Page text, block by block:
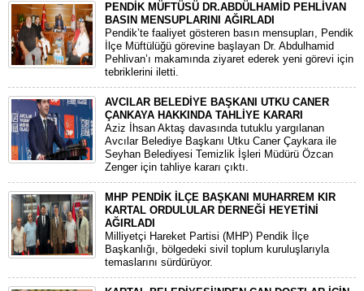
PENDİK MÜFTÜSÜ DR.ABDÜLHAMİD PEHLİVAN
BASIN MENSUPLARINI AĞIRLADI
​Pendik’te faaliyet gösteren basın mensupları, Pendik
İlçe Müftülüğü görevine başlayan Dr. Abdulhamid
Pehlivan’ı makamında ziyaret ederek yeni görevi için
tebriklerini iletti.
AVCILAR BELEDİYE BAŞKANI UTKU CANER
ÇANKAYA HAKKINDA TAHLİYE KARARI
​Aziz İhsan Aktaş davasında tutuklu yargılanan
Avcılar Belediye Başkanı Utku Caner Çaykara ile
Seyhan Belediyesi Temizlik İşleri Müdürü Özcan
Zenger için tahliye kararı çıktı.
MHP PENDİK İLÇE BAŞKANI MUHARREM KIR
KARTAL ORDULULAR DERNEĞİ HEYETİNİ
AĞIRLADI
​Milliyetçi Hareket Partisi (MHP) Pendik İlçe
Başkanlığı, bölgedeki sivil toplum kuruluşlarıyla
temaslarını sürdürüyor.